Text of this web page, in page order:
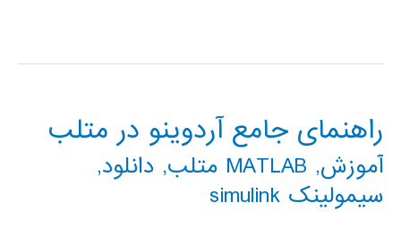
راهنمای جامع آردوینو در متلب
آموزش, MATLAB متلب , دانلود,
سیمولینک simulink